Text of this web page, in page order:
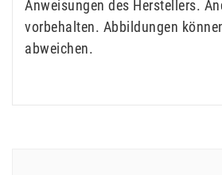
Anweisungen des Herstellers.
vorbehalten. Abbildungen
abweichen.